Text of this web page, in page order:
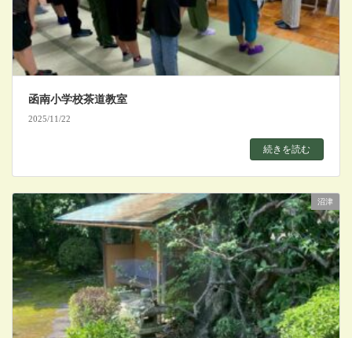
函南小学校茶道教室
2025/11/22
続きを読む
沼津